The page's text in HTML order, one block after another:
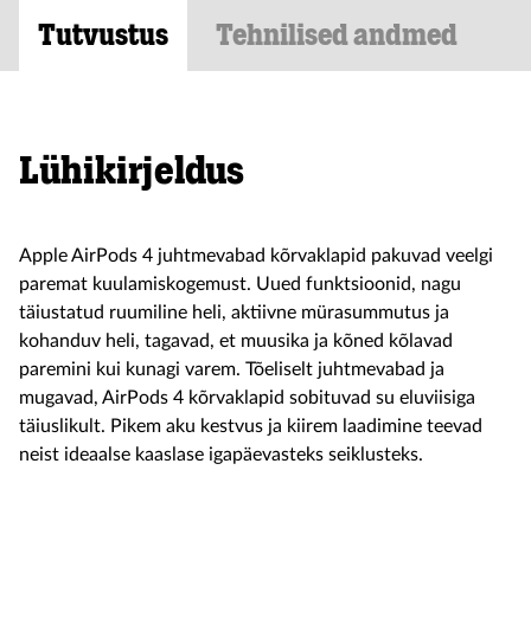
Tutvustus Tehnilised andmed
Lühikirjeldus
Apple AirPods 4 juhtmevabad kõrvaklapid pakuvad veelgi
paremat kuulamiskogemust. Uued funktsioonid, nagu
täiustatud ruumiline heli, aktiivne mürasummutus ja
kohanduv heli, tagavad, et muusika ja kõned kõlavad
paremini kui kunagi varem. Tõeliselt juhtmevabad ja
mugavad, AirPods 4 kõrvaklapid sobituvad su eluviisiga
täiuslikult. Pikem aku kestvus ja kiirem laadimine teevad
neist ideaalse kaaslase igapäevasteks seiklusteks.